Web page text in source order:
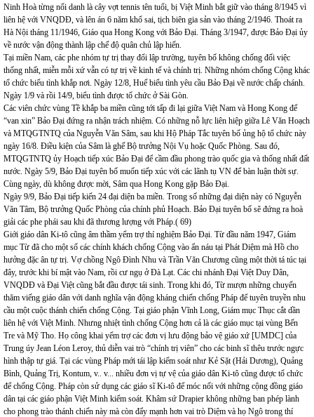
Ninh Hoà từng nổi danh là cây vợt tennis tên tuổi, bị Việt Minh bắt giữ vào tháng 8/1945 vì
liên hệ với VNQDĐ, và lên án 6 năm khổ sai, tịch biên gia sản vào tháng 2/1946. Thoát ra
Hà Nội tháng 11/1946, Giáo qua Hong Kong với Bảo Đại. Tháng 3/1947, được Bảo Đại ủy
về nước vận động thành lập chế độ quân chủ lập hiến.
Tại miền Nam, các phe nhóm tự trị thay đổi lập trường, tuyên bố không chống đối việc
thống nhất, miễn mỗi xứ vẫn có tự trị về kinh tế và chính trị. Những nhóm chống Cộng khác
tổ chức biểu tình khắp nơi. Ngày 12/8, Huế biểu tình yêu cầu Bảo Đại về nước chấp chánh.
Ngày 1/9 và rồi 14/9, biểu tình được tổ chức ở Sài Gòn.
Các viên chức vùng Tề khắp ba miền cũng tới tấp đi lại giữa Việt Nam và Hong Kong để
“van xin” Bảo Đại đứng ra nhận trách nhiệm. Có những nỗ lực liên hiệp giữa Lê Văn Hoạch
và MTQGTNTQ của Nguyễn Văn Sâm, sau khi Hộ Pháp Tắc tuyên bố ủng hộ tổ chức này
ngày 16/8. Điều kiện của Sâm là ghế Bộ trưởng Nội Vụ hoặc Quốc Phòng. Sau đó,
MTQGTNTQ ủy Hoạch tiếp xúc Bảo Đại để cầm đầu phong trào quốc gia và thống nhất đất
nước. Ngày 5/9, Bảo Đại tuyên bố muốn tiếp xúc với các lãnh tụ VN để bàn luận thời sự.
Cùng ngày, dù không được mời, Sâm qua Hong Kong gặp Bảo Đại.
Ngày 9/9, Bảo Đại tiếp kiến 24 đại diện ba miền. Trong số những đại diện này có Nguyễn
Văn Tâm, Bộ trưởng Quốc Phòng của chính phủ Hoạch. Bảo Đại tuyên bố sẽ đứng ra hoà
giải các phe phái sau khi đã thương lượng với Pháp.( 69)
Giới giáo dân Ki-tô cũng âm thầm yểm trợ thí nghiệm Bảo Đại. Từ đầu năm 1947, Giám
mục Từ đã cho một số các chính khách chống Cộng vào ẩn náu tại Phát Diệm mà Hồ cho
hưởng đặc ân tự trị. Vợ chồng Ngô Đình Nhu và Trần Văn Chương cũng một thời tá túc tại
đây, trước khi bí mật vào Nam, rồi cư ngụ ở Đà Lạt. Các chi nhánh Đại Việt Duy Dân,
VNQDĐ và Đại Việt cũng bắt đầu được tái sinh. Trong khi đó, Từ mượn những chuyến
thăm viếng giáo dân với danh nghĩa vận động kháng chiến chống Pháp để tuyên truyền nhu
cầu một cuộc thánh chiến chống Cộng. Tại giáo phận Vĩnh Long, Giám mục Thục cắt dần
liên hệ với Việt Minh. Nhưng nhiệt tình chống Cộng hơn cả là các giáo mục tại vùng Bến
Tre và Mỹ Tho. Họ công khai yểm trợ các đơn vị lưu động bảo vệ giáo xứ [UMDC] của
Trung úy Jean Léon Leroy, thủ diễn vai trò “chính trị viên” cho các binh sĩ thêu trước ngực
hình thập tự giá. Tại các vùng Pháp mới tái lập kiểm soát như Kẻ Sặt (Hải Dương), Quảng
Bình, Quảng Trị, Kontum, v.. v... nhiều đơn vị tự vệ của giáo dân Ki-tô cũng được tổ chức
để chống Cộng. Pháp còn sử dụng các giáo sĩ Ki-tô để móc nối với những cộng đồng giáo
dân tại các giáo phận Việt Minh kiểm soát. Khâm sứ Drapier không những ban phép lành
cho phong trào thánh chiến này mà còn đẩy mạnh hơn vai trò Diệm và họ Ngô trong thí